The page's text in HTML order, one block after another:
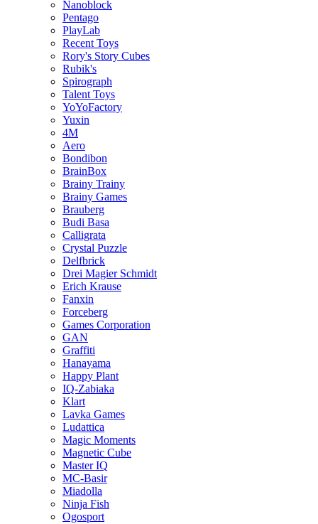
Nanoblock
Pentago
PlayLab
Recent Toys
Rory's Story Cubes
Rubik's
Spirograph
Talent Toys
YoYoFactory
Yuxin
4M
Aero
Bondibon
BrainBox
Brainy Trainy
Brainy Games
Brauberg
Budi Basa
Calligrata
Crystal Puzzle
Delfbrick
Drei Magier Schmidt
Erich Krause
Fanxin
Forceberg
Games Corporation
GAN
Graffiti
Hanayama
Happy Plant
IQ-Zabiaka
Klart
Lavka Games
Ludattica
Magic Moments
Magnetic Cube
Master IQ
MC-Basir
Miadolla
Ninja Fish
Ogosport